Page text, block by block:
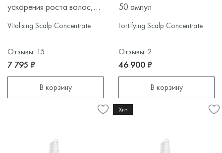
ускорения роста волос,
10 ампул
Vitalising Scalp Concentrate
Отзывы: 15
7 795 ₽
В корзину
50 ампул
Fortifying Scalp Concentrate
Отзывы: 2
46 900 ₽
В корзину
Хит